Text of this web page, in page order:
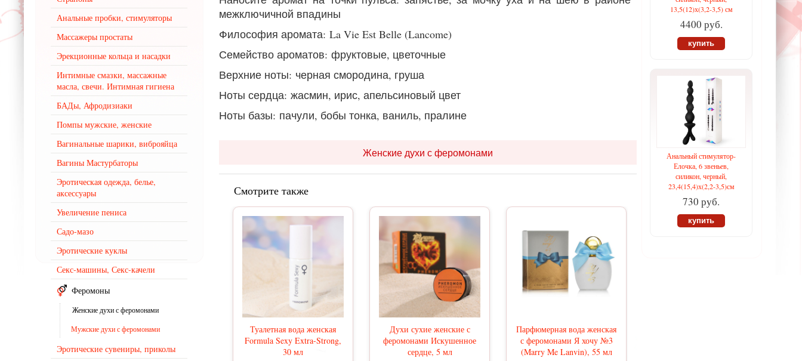
межключичной впадины
Философия аромата: La Vie Est Belle (Lancome)
Семейство ароматов: фруктовые, цветочные
Верхние ноты: черная смородина, груша
Ноты сердца: жасмин, ирис, апельсиновый цвет
Ноты базы: пачули, бобы тонка, ваниль, пралине
Женские духи с феромонами
Смотрите также
Туалетная вода женская
Formula Sexy Extra-Strong,
30 мл
Духи сухие женские с
феромонами Искушенное
сердце, 5 мл
Парфюмерная вода женская
с феромонами Я хочу №3
(Marry Me Lanvin), 55 мл
13,5(12)х(3,2-3,5) см
4400 руб.
купить
Анальный стимулятор-
Елочка, 6 звеньев,
силикон, черный,
23,4(15,4)х(2,2-3,5)см
730 руб.
купить
Анальные пробки, стимуляторы
Массажеры простаты
Эрекционные кольца и насадки
Интимные смазки, массажные
масла, свечи. Интимная гигиена
БАДы, Афродизиаки
Помпы мужские, женские
Вагинальные шарики, виброяйца
Вагины Мастурбаторы
Эротическая одежда, белье,
аксессуары
Увеличение пениса
Садо-мазо
Эротические куклы
Секс-машины, Секс-качели
Феромоны
Женские духи с феромонами
Мужские духи с феромонами
Эротические сувениры, приколы